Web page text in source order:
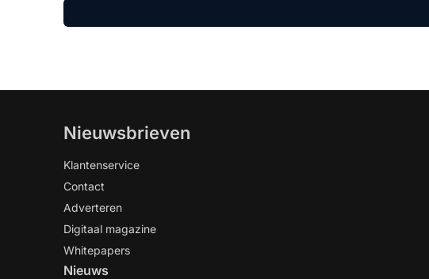
Nieuwsbrieven
Klantenservice
Contact
Adverteren
Digitaal magazine
Whitepapers
Nieuws